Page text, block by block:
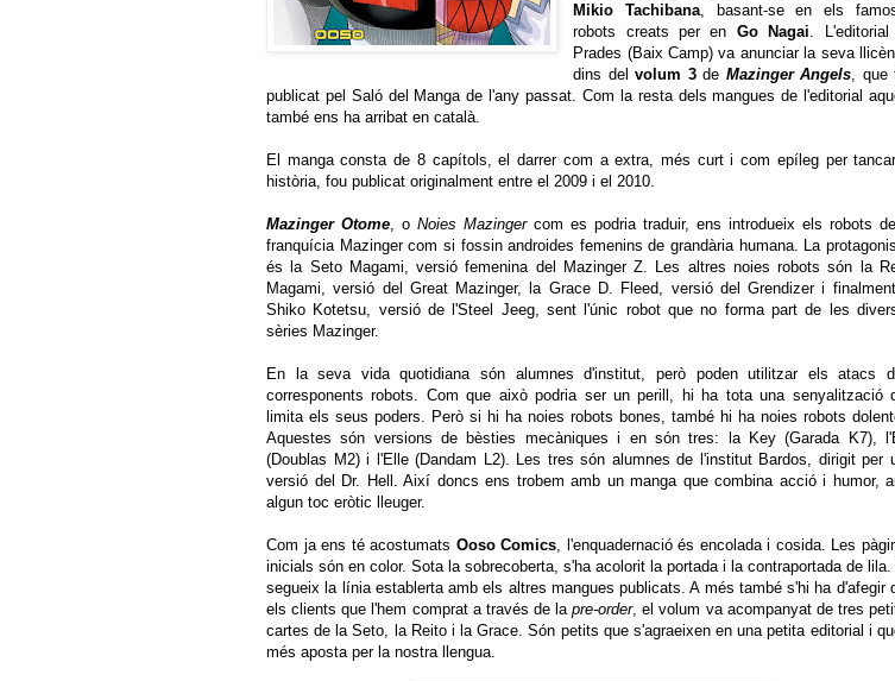
Mikio Tachibana, basant-se en els
robots creats per en Go Nagai. L'editorial
Prades (Baix Camp) va anunciar la seva
dins delvolum 3de Mazinger Angels, que
publicat pel Saló del Manga de l'any passat. Com la resta dels mangues de l'editorial
també ens ha arribat en català.
El manga consta de 8 capítols, el darrer com a extra, més curt i com epíleg per
història, fou publicat originalment entre el 2009 i el 2010.
Mazinger Otome, o Noies Mazingercom es podria traduir, ens introdueix els robots
franquícia Mazinger com si fossin androides femenins de grandària humana. La
és la Seto Magami, versió femenina del Mazinger Z. Les altres noies robots són la
Magami, versió del Great Mazinger, la Grace D. Fleed, versió del Grendizer i
Shiko Kotetsu, versió de l'Steel Jeeg, sent l'únic robot que no forma part de les
sèries Mazinger.
En la seva vida quotidiana són alumnes d'institut, però poden utilitzar els atacs
corresponents robots. Com que això podria ser un perill, hi ha tota una senyalització
limita els seus poders. Però si hi ha noies robots bones, també hi ha noies robots
Aquestes són versions de bèsties mecàniques i en són tres: la Key (Garada K7),
(Doublas M2) i l'Elle (Dandam L2). Les tres són alumnes de l'institut Bardos, dirigit per
versió del Dr. Hell. Així doncs ens trobem amb un manga que combina acció i humor,
algun toc eròtic lleuger.
Com ja ens té acostumats Ooso Comics, l'enquadernació és encolada i cosida. Les
inicials són en color. Sota la sobrecoberta, s'ha acolorit la portada i la contraportada de lila.
segueix la línia establerta amb els altres mangues publicats. A més també s'hi ha d'afegir
els clients que l'hem comprat a través de lapre-order, el volum va acompanyat de tres
cartes de la Seto, la Reito i la Grace. Són petits que s'agraeixen en una petita editorial i
més aposta per la nostra llengua.